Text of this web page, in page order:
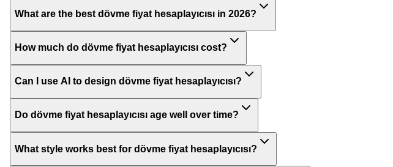
What are the best dövme fiyat hesaplayıcısı in 2026?
How much do dövme fiyat hesaplayıcısı cost?
Can I use AI to design dövme fiyat hesaplayıcısı?
Do dövme fiyat hesaplayıcısı age well over time?
What style works best for dövme fiyat hesaplayıcısı?